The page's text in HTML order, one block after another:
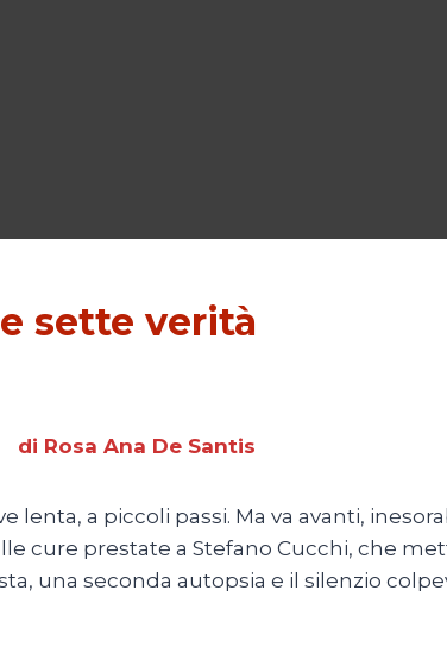
sette verità
di Rosa Ana De Santis
lenta, a piccoli passi. Ma va avanti,
cure prestate a Stefano Cucchi, che
una seconda autopsia e il silenzio